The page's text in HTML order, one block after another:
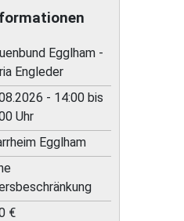
Egglham -
Engleder
- 14:00 bis
Uhr
Egglham
€